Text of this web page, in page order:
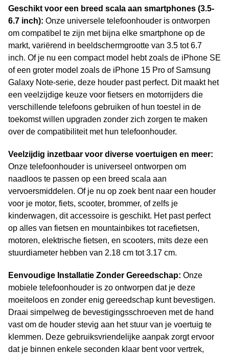
Geschikt voor een breed scala aan smartphones (3.5-
6.7 inch): Onze universele telefoonhouder is ontworpen
om compatibel te zijn met bijna elke smartphone op de
markt, variërend in beeldschermgrootte van 3.5 tot 6.7
inch. Of je nu een compact model hebt zoals de iPhone SE
of een groter model zoals de iPhone 15 Pro of Samsung
Galaxy Note-serie, deze houder past perfect. Dit maakt het
een veelzijdige keuze voor fietsers en motorrijders die
verschillende telefoons gebruiken of hun toestel in de
toekomst willen upgraden zonder zich zorgen te maken
over de compatibiliteit met hun telefoonhouder.
Veelzijdig inzetbaar voor diverse voertuigen en meer:
Onze telefoonhouder is universeel ontworpen om
naadloos te passen op een breed scala aan
vervoersmiddelen. Of je nu op zoek bent naar een houder
voor je motor, fiets, scooter, brommer, of zelfs je
kinderwagen, dit accessoire is geschikt. Het past perfect
op alles van fietsen en mountainbikes tot racefietsen,
motoren, elektrische fietsen, en scooters, mits deze een
stuurdiameter hebben van 2.18 cm tot 3.17 cm.
Eenvoudige Installatie Zonder Gereedschap: Onze
mobiele telefoonhouder is zo ontworpen dat je deze
moeiteloos en zonder enig gereedschap kunt bevestigen.
Draai simpelweg de bevestigingsschroeven met de hand
vast om de houder stevig aan het stuur van je voertuig te
klemmen. Deze gebruiksvriendelijke aanpak zorgt ervoor
dat je binnen enkele seconden klaar bent voor vertrek,